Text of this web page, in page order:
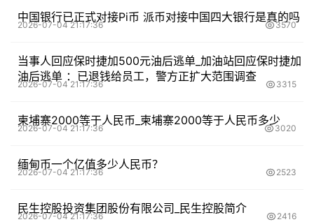
中国银行已正式对接Pi币 派币对接中国四大银行是真的吗
2026-07-04 21:17:36 3570
当事人回应保时捷加500元油后逃单_加油站回应保时捷加
油后逃单 ：已退钱给员工，警方正扩大范围调查
2026-07-04 21:17:36 3315
柬埔寨2000等于人民币_柬埔寨2000等于人民币多少
2026-07-04 21:17:36 3020
缅甸币一个亿值多少人民币？
2026-07-04 21:17:36 2523
民生控股投资集团股份有限公司_民生控股简介
2026-07-04 21:17:36 2416